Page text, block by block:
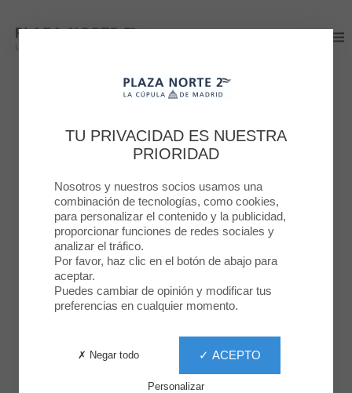
¡ESTAMOS AQUÍ PARA
AYUDARTE!
24 NOV. 2025
TU PRIVACIDAD ES NUESTRA
PRIORIDAD
Nosotros y nuestros socios usamos una
combinación de tecnologías, como cookies,
para personalizar el contenido y la publicidad,
proporcionar funciones de redes sociales y
analizar el tráfico.
Por favor, haz clic en el botón de abajo para
aceptar.
Puedes cambiar de opinión y modificar tus
preferencias en cualquier momento.
✓ ACEPTO
✗ Negar todo
Personalizar